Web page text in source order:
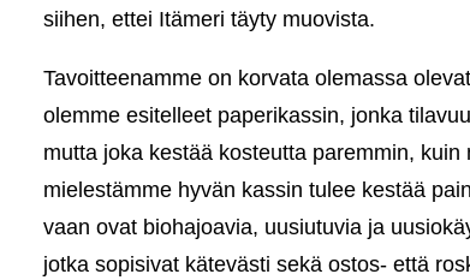
siihen, ettei Itämeri täyty muovista.
Tavoitteenamme on korvata olemassa
olemme esitelleet paperikassin, jonka
mutta joka kestää kosteutta paremmin,
mielestämme hyvän kassin tulee kestää
vaan ovat biohajoavia, uusiutuvia ja
jotka sopisivat kätevästi sekä ostos- että